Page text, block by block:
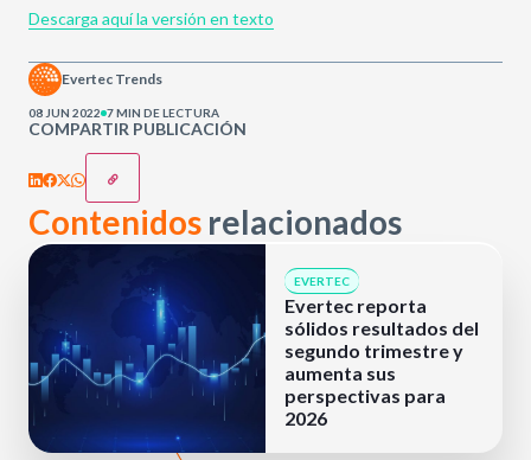
Descarga aquí la versión en texto
COMPARTIR PUBLICACIÓN
Evertec Trends
08 JUN 2022 7 MIN DE LECTURA
Contenidos relacionados
EVERTEC
Evertec reporta
sólidos resultados del
segundo trimestre y
aumenta sus
perspectivas para
2026